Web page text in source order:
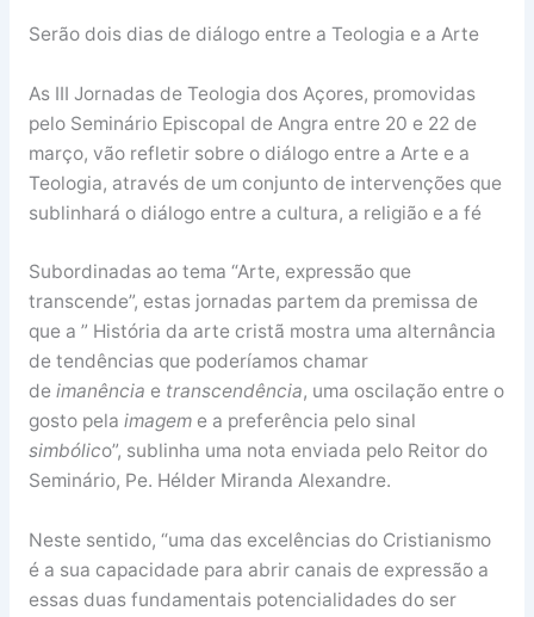
Serão dois dias de diálogo entre a Teologia e a Arte
As III Jornadas de Teologia dos Açores, promovidas
pelo Seminário Episcopal de Angra entre 20 e 22 de
março, vão refletir sobre o diálogo entre a Arte e a
Teologia, através de um conjunto de intervenções que
sublinhará o diálogo entre a cultura, a religião e a fé
Subordinadas ao tema “Arte, expressão que
transcende”, estas jornadas partem da premissa de
que a ” História da arte cristã mostra uma alternância
de tendências que poderíamos chamar
deimanência e transcendência, uma oscilação entre o
gosto pela imageme a preferência pelo sinal
simbólico”, sublinha uma nota enviada pelo Reitor do
Seminário, Pe. Hélder Miranda Alexandre.
Neste sentido, “uma das excelências do Cristianismo
é a sua capacidade para abrir canais de expressão a
essas duas fundamentais potencialidades do ser